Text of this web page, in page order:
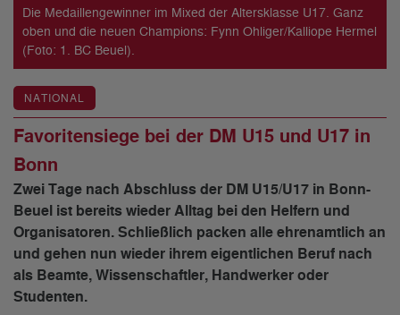
Die Medaillengewinner im Mixed der Altersklasse U17. Ganz
oben und die neuen Champions: Fynn Ohliger/Kalliope Hermel
(Foto: 1. BC Beuel).
NATIONAL
Favoritensiege bei der DM U15 und U17 in
Bonn
Zwei Tage nach Abschluss der DM U15/U17 in Bonn-
Beuel ist bereits wieder Alltag bei den Helfern und
Organisatoren. Schließlich packen alle ehrenamtlich an
und gehen nun wieder ihrem eigentlichen Beruf nach
als Beamte, Wissenschaftler, Handwerker oder
Studenten.